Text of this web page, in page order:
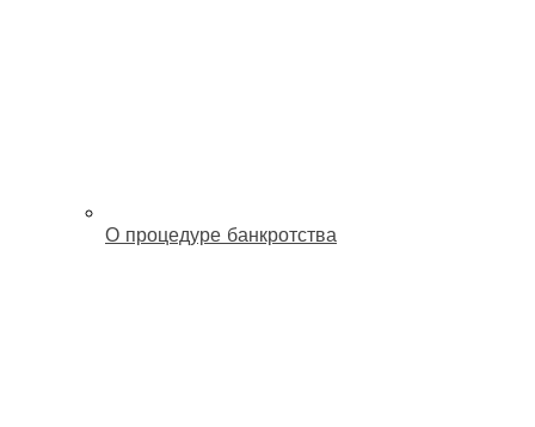
О процедуре банкротства